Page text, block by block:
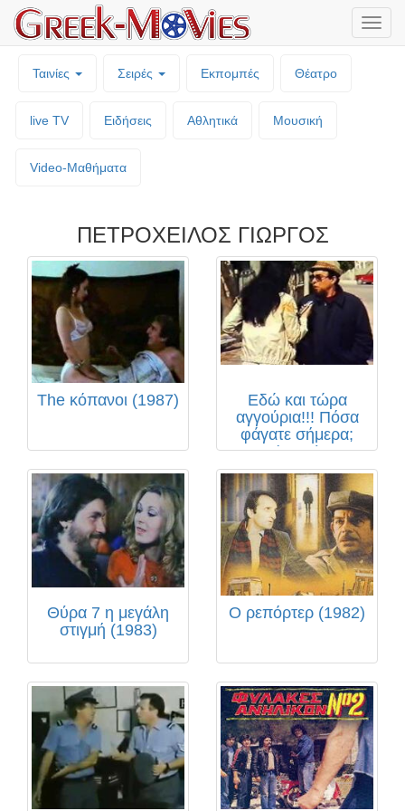
Ταινίες Σειρές Εκπομπές Θέατρο
live TV Ειδήσεις Αθλητικά Μουσική
Video-Mαθήματα
ΠΕΤΡΟΧΕΙΛΟΣ ΓΙΩΡΓΟΣ
The κόπανοι (1987)
Εδώ και τώρα
αγγούρια!!! Πόσα
φάγατε σήμερα;
(1982)
Θύρα 7 η μεγάλη
στιγμή (1983)
Ο ρεπόρτερ (1982)